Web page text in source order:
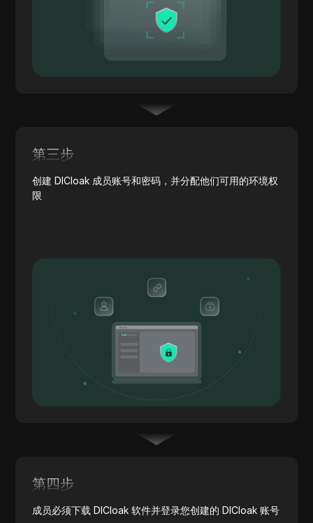
第三步
创建 DICloak 成员账号和密码，并分配他们可用的环境权
限
第四步
成员必须下载 DICloak 软件并登录您创建的 DICloak 账号